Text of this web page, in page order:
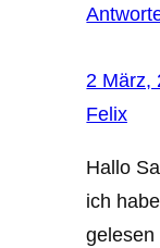
2 März,
Felix
Hallo
ich
gelesen